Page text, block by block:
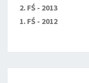
2. FŚ - 2013
1. FŚ - 2012